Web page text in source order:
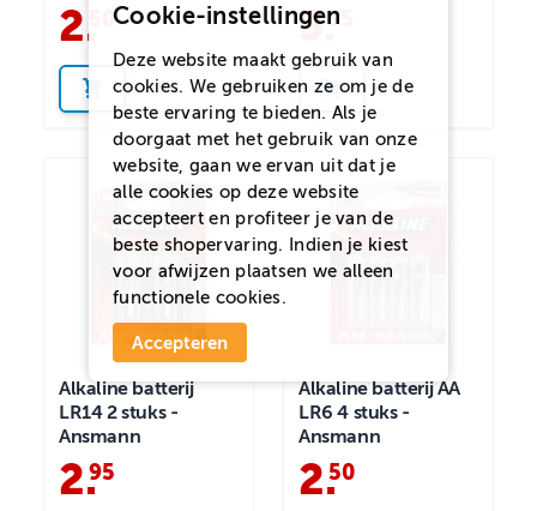
2. 50 3.95
Alkaline batterij
LR14 2 stuks -
Ansmann
2.
95
Alkaline batterij AA
LR6 4 stuks -
Ansmann
2.
50
Cookie-instellingen
Deze website maakt gebruik van
cookies. We gebruiken ze om je de
beste ervaring te bieden. Als je
doorgaat met het gebruik van onze
website, gaan we ervan uit dat je
alle cookies op deze website
accepteert en profiteer je van de
beste shopervaring. Indien je kiest
voor afwijzen plaatsen we alleen
functionele cookies.
Accepteren